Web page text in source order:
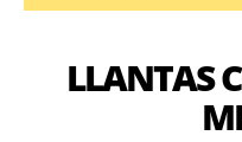
LLANTAS